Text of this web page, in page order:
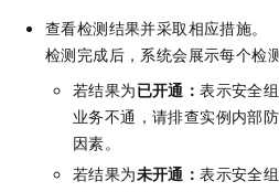
查看检测结果并采取相应措施。
检测完成后，系统会展示每个检
若结果为已开通：表示安全
业务不通，请排查实例内部
因素。
若结果为未开通：表示安全